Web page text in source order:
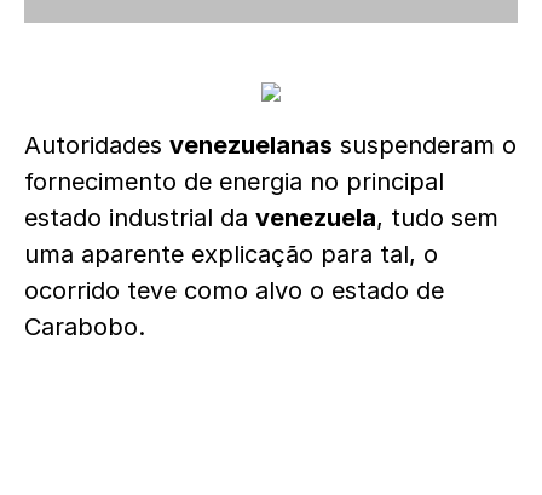
Autoridades venezuelanas suspenderam o
fornecimento de energia no principal
estado industrial da venezuela, tudo sem
uma aparente explicação para tal, o
ocorrido teve como alvo o estado de
Carabobo.